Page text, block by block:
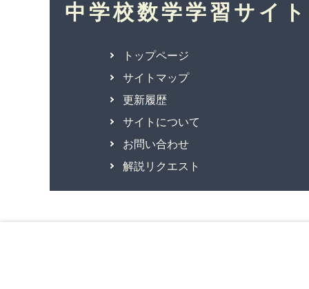
中学校数学学習サイト
トップページ
サイトマップ
更新履歴
サイトについて
お問い合わせ
解説リクエスト